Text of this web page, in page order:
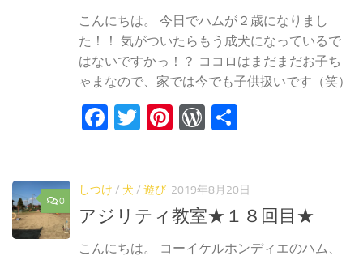
こんにちは。 今日でハムが２歳になりまし
た！！ 気がついたらもう成犬になっているで
はないですかっ！？ ココロはまだまだお子ち
ゃまなので、家では今でも子供扱いです（笑）
Facebook
Twitter
Pinterest
WordPress
0
しつけ / 犬 / 遊び 2019年8月20日
アジリティ教室★１８回目★
こんにちは。 コーイケルホンディエのハム、